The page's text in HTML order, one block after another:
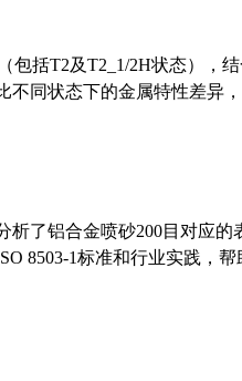
括T2及T2_1/2H状态），结
同状态下的金属特性差异，
了铝合金喷砂200目对应的
8503-1标准和行业实践，